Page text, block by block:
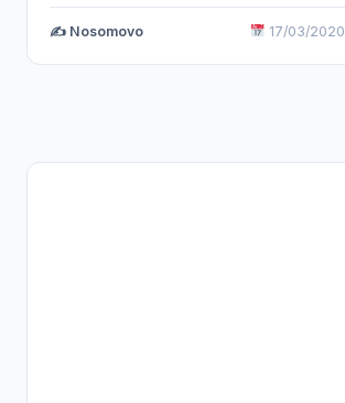
✍️ Nosomovo 17/03/2020